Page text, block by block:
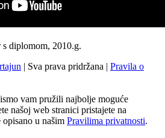
s diplomom, 2010.g.
| Sva prava pridržana | Pravila o
vam pružili najbolje moguće
našoj web stranici pristajete na
u našim Pravilima privatnosti.